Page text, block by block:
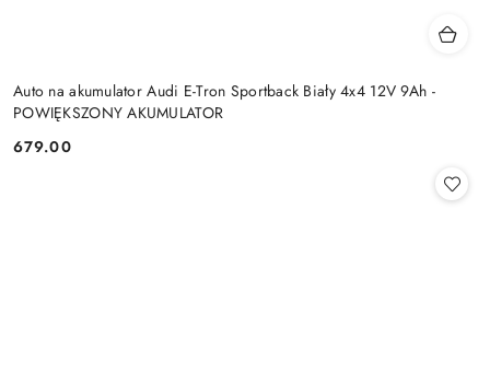
Auto na akumulator Audi E-Tron Sportback Biały 4x4 12V 9Ah -
POWIĘKSZONY AKUMULATOR
Cena:
679.00